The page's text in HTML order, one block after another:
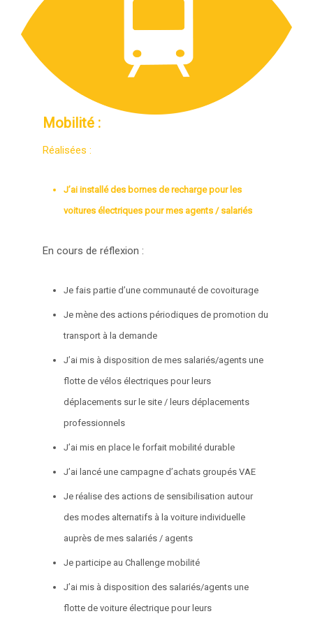
Mobilité :
Réalisées :
J’ai installé des bornes de recharge pour les
voitures électriques pour mes agents / salariés
En cours de réflexion :
Je fais partie d’une communauté de covoiturage
Je mène des actions périodiques de promotion du
transport à la demande
J’ai mis à disposition de mes salariés/agents une
flotte de vélos électriques pour leurs
déplacements sur le site / leurs déplacements
professionnels
J’ai mis en place le forfait mobilité durable
J’ai lancé une campagne d’achats groupés VAE
Je réalise des actions de sensibilisation autour
des modes alternatifs à la voiture individuelle
auprès de mes salariés / agents
Je participe au Challenge mobilité
J’ai mis à disposition des salariés/agents une
flotte de voiture électrique pour leurs